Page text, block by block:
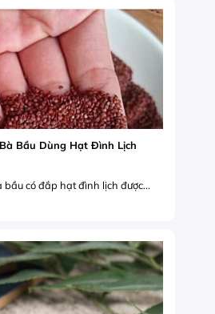
Bầu Dùng Hạt Đình Lịch
có đắp hạt đình lịch được...